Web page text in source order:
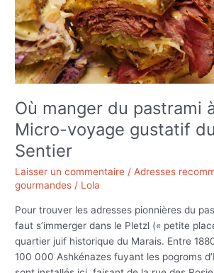
Où manger du pastrami
Micro-voyage gustatif
Sentier
Laisser un commentaire / Adresses
gourmandes / Lola
Pour trouver les adresses pionnières du
faut s’immerger dans le Pletzl (« petite
quartier juif historique du Marais. Entre
100 000 Ashkénazes fuyant les pogroms
à
Paris
?
Micro-
voyage
gustatif
du
Marais
au
Sentier